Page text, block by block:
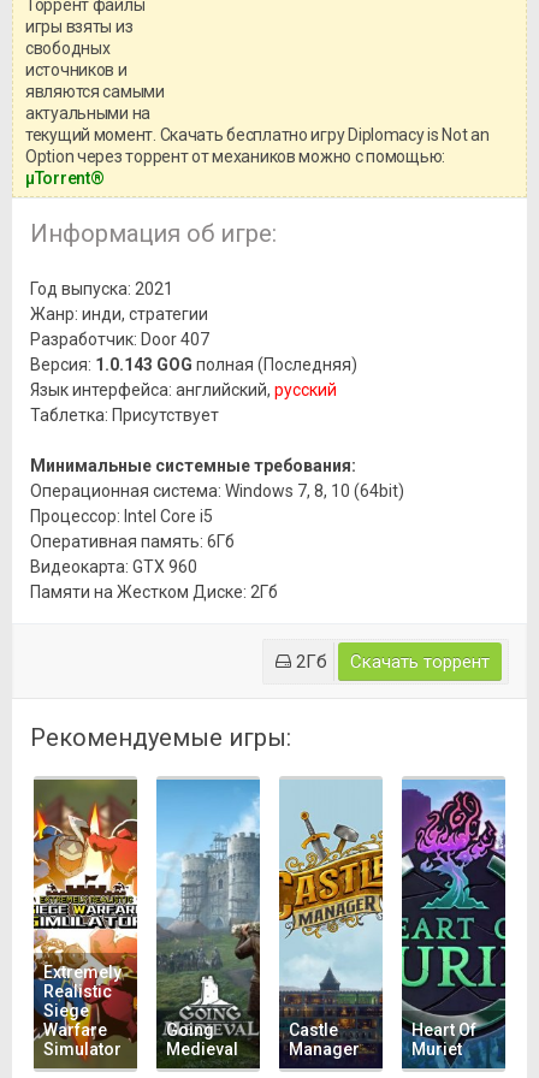
Торрент файлы
игры взяты из
свободных
источников и
являются самыми
актуальными на
текущий момент. Скачать бесплатно игру Diplomacy is Not an
Option через торрент от механиков можно с помощью:
μTorrent®
Информация об игре:
Год выпуска: 2021
Жанр: инди, стратегии
Разработчик: Door 407
Версия: 1.0.143 GOG полная (Последняя)
Язык интерфейса: английский, русский
Таблетка: Присутствует
Минимальные системные требования:
Операционная система: Windows 7, 8, 10 (64bit)
Процессор: Intel Core i5
Оперативная память: 6Гб
Видеокарта: GTX 960
Памяти на Жестком Диске: 2Гб
2Гб Скачать торрент
Рекомендуемые игры:
Extremely
Realistic
Siege
Warfare
Simulator
Going
Medieval
Castle
Manager
Heart Of
Muriet